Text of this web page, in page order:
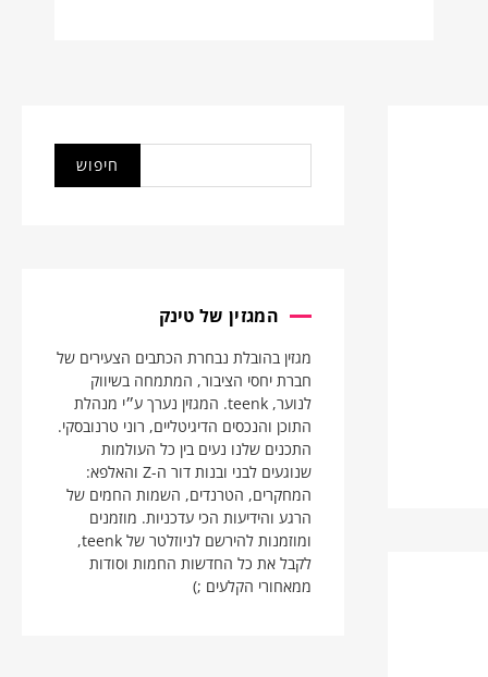
המגזין של טינק
מגזין בהובלת נבחרת הכתבים הצעירים של
חברת יחסי הציבור, המתמחה בשיווק
לנוער, teenk. המגזין נערך ע״י מנהלת
התוכן והנכסים הדיגיטליים, רוני טרנובסקי.
התכנים שלנו נעים בין כל העולמות
שנוגעים לבני ובנות דור ה-Z והאלפא:
המחקרים, הטרנדים, השמות החמים של
הרגע והידיעות הכי עדכניות. מוזמנים
ומוזמנות להירשם לניוזלטר של teenk,
לקבל את כל החדשות החמות וסודות
ממאחורי הקלעים ;)